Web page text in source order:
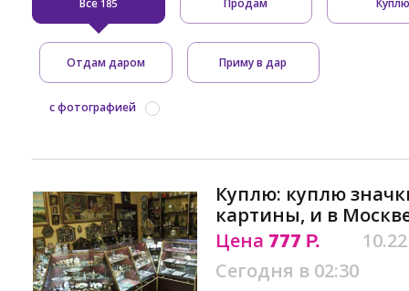
Все 185 Продам
Отдам даром Приму в дар
с фотографией
Куплю: куплю
картины, и в
Цена 777 Р.
Сегодня в 02:30